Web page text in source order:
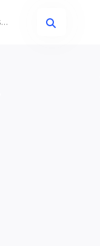
Twoje miasto...